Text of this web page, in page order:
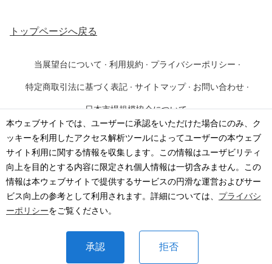
本ウェブサイトでは、ユーザーに承認をいただけた場合にのみ、ク
ッキーを利用したアクセス解析ツールによってユーザーの本ウェブ
サイト利用に関する情報を収集します。この情報はユーザビリティ
向上を目的とする内容に限定され個人情報は一切含みません。この
情報は本ウェブサイトで提供するサービスの円滑な運営およびサー
ビス向上の参考として利用されます。詳細については、 プライバシ
ーポリシーをご覧ください。
承認 拒否
トップページへ戻る
当展望台について · 利用規約 · プライバシーポリシー ·
特定商取引法に基づく表記 · サイトマップ · お問い合わせ ·
日本市場規模協会について
©2026· 一般社団法人 日本市場規模協会